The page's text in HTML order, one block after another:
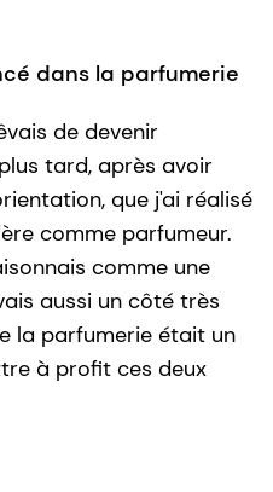
dans la parfumerie
de devenir
tard, après avoir
que j'ai réalisé
comme parfumeur.
comme une
aussi un côté très
la parfumerie était un
à profit ces deux